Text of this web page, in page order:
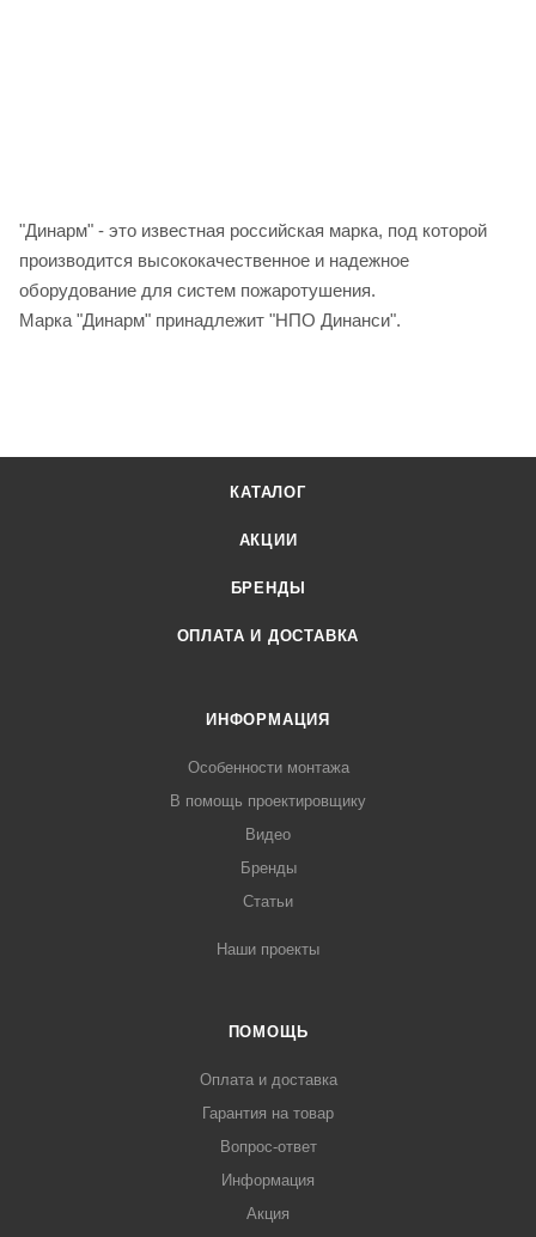
"Динарм" - это известная российская марка, под которой
производится высококачественное и надежное
оборудование для систем пожаротушения.
Марка "Динарм" принадлежит "НПО Динанси".
КАТАЛОГ
АКЦИИ
БРЕНДЫ
ОПЛАТА И ДОСТАВКА
ИНФОРМАЦИЯ
Особенности монтажа
В помощь проектировщику
Видео
Бренды
Статьи
Наши проекты
ПОМОЩЬ
Оплата и доставка
Гарантия на товар
Вопрос-ответ
Информация
Акция